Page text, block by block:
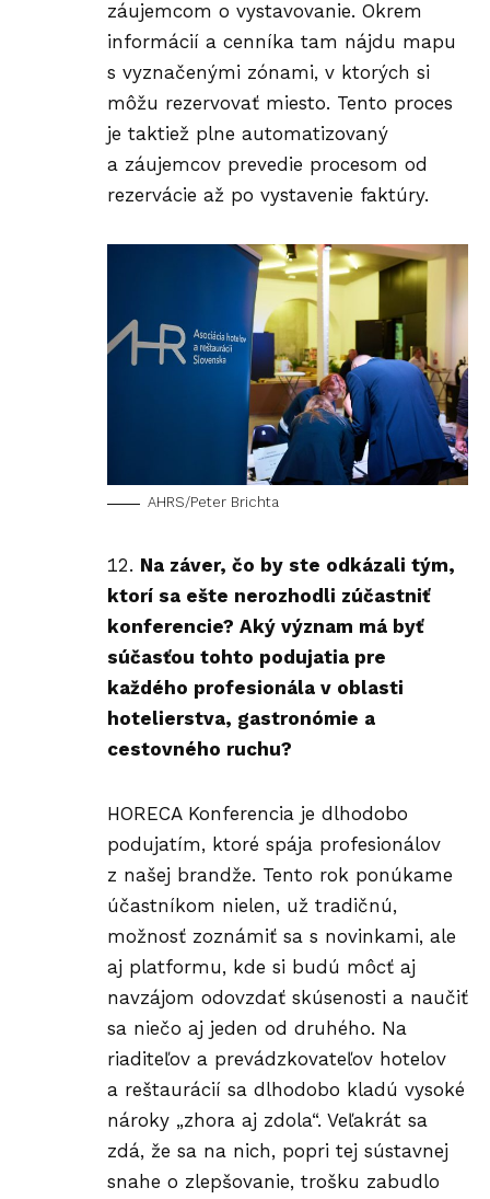
záujemcom o vystavovanie. Okrem
informácií a cenníka tam nájdu mapu
s vyznačenými zónami, v ktorých si
môžu rezervovať miesto. Tento proces
je taktiež plne automatizovaný
a záujemcov prevedie procesom od
rezervácie až po vystavenie faktúry.
AHRS/Peter Brichta
Na záver, čo by ste odkázali tým,
ktorí sa ešte nerozhodli zúčastniť
konferencie? Aký význam má byť
súčasťou tohto podujatia pre
každého profesionála v oblasti
hotelierstva, gastronómie a
cestovného ruchu?
HORECA Konferencia je dlhodobo
podujatím, ktoré spája profesionálov
z našej brandže. Tento rok ponúkame
účastníkom nielen, už tradičnú,
možnosť zoznámiť sa s novinkami, ale
aj platformu, kde si budú môcť aj
navzájom odovzdať skúsenosti a naučiť
sa niečo aj jeden od druhého. Na
riaditeľov a prevádzkovateľov hotelov
a reštaurácií sa dlhodobo kladú vysoké
nároky „zhora aj zdola“. Veľakrát sa
zdá, že sa na nich, popri tej sústavnej
snahe o zlepšovanie, trošku zabudlo